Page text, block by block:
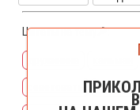
Цитаты на тему🔎:
сомнение